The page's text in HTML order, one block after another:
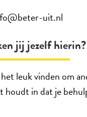
uit.nl
jij jezelf hierin?
leuk vinden om
in dat je